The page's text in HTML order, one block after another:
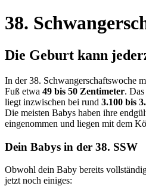
38.
Die Geburt kann
In der 38. Schwangerschaftswoche
Fuß etwa 49 bis 50 Zentimeter.
liegt inzwischen bei rund 3.100 bis
Die meisten Babys haben ihre
eingenommen und liegen mit dem
Dein Babys in der 38. SSW
Obwohl dein Baby bereits
jetzt noch einiges: